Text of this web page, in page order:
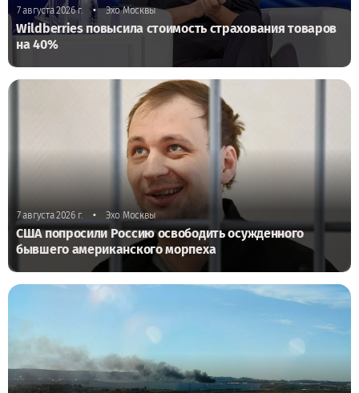
7 августа 2026 г. • Эхо Москвы
Wildberries повысила стоимость страхования товаров
на 40%
7 августа 2026 г. • Эхо Москвы
США попросили Россию освободить осужденного
бывшего американского морпеха